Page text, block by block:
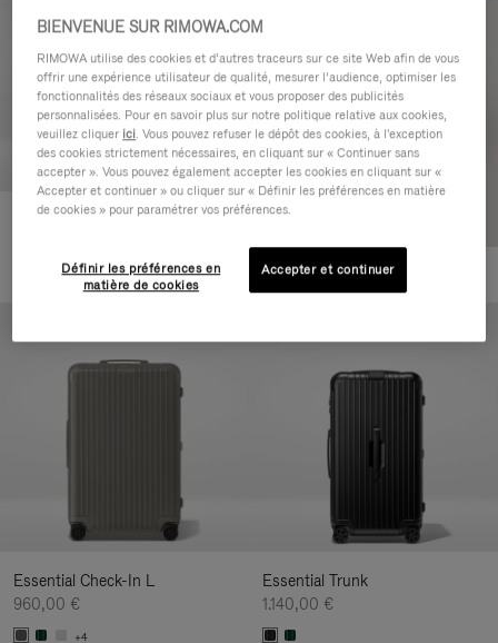
Essential Cabin
+5
Essential Check-In L
960,00 €
+4
Essential Trunk
1.140,00 €
BIENVENUE SUR RIMOWA.COM
RIMOWA utilise des cookies et d’autres traceurs sur ce site Web afin de vous
offrir une expérience utilisateur de qualité, mesurer l’audience, optimiser les
fonctionnalités des réseaux sociaux et vous proposer des publicités
personnalisées. Pour en savoir plus sur notre politique relative aux cookies,
veuillez cliquer ici. Vous pouvez refuser le dépôt des cookies, à l'exception
des cookies strictement nécessaires, en cliquant sur « Continuer sans
accepter ». Vous pouvez également accepter les cookies en cliquant sur «
Accepter et continuer » ou cliquer sur « Définir les préférences en matière
de cookies » pour paramétrer vos préférences.
Définir les préférences en
matière de cookies
Accepter et continuer